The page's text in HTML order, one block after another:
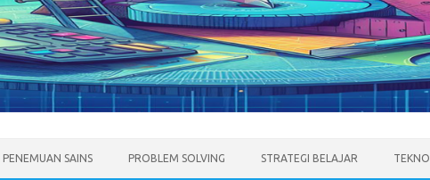
PENEMUAN SAINS PROBLEM SOLVING STRATEGI BELAJAR